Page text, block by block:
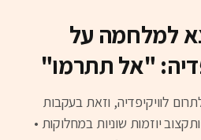
למלחמה על
"אל תתרמו"
לוויקיפדיה, וזאת בעקבות
יוזמות שוניות במחלוקות •